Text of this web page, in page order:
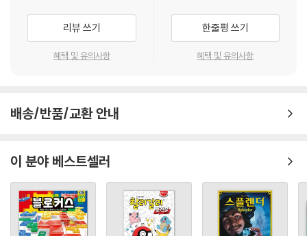
리뷰 쓰기
혜택 및 유의사항
한줄평 쓰기
혜택 및 유의사항
배송/반품/교환 안내
이 분야 베스트셀러